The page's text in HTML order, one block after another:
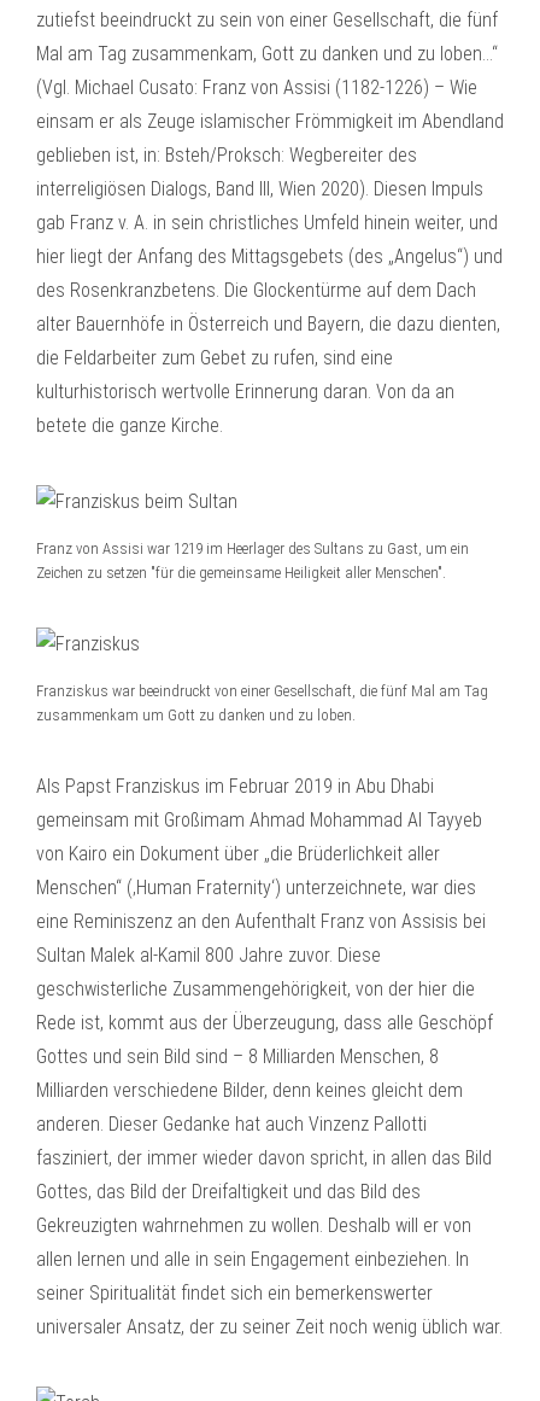
zutiefst beeindruckt zu sein von einer Gesellschaft, die fünf
Mal am Tag zusammenkam, Gott zu danken und zu loben…“
(Vgl. Michael Cusato: Franz von Assisi (1182-1226) – Wie
einsam er als Zeuge islamischer Frömmigkeit im Abendland
geblieben ist, in: Bsteh/Proksch: Wegbereiter des
interreligiösen Dialogs, Band III, Wien 2020). Diesen Impuls
gab Franz v. A. in sein christliches Umfeld hinein weiter, und
hier liegt der Anfang des Mittagsgebets (des „Angelus“) und
des Rosenkranzbetens. Die Glockentürme auf dem Dach
alter Bauernhöfe in Österreich und Bayern, die dazu dienten,
die Feldarbeiter zum Gebet zu rufen, sind eine
kulturhistorisch wertvolle Erinnerung daran. Von da an
betete die ganze Kirche.
Franz von Assisi war 1219 im Heerlager des Sultans zu Gast, um ein
Zeichen zu setzen "für die gemeinsame Heiligkeit aller Menschen".
Franziskus war beeindruckt von einer Gesellschaft, die fünf Mal am Tag
zusammenkam um Gott zu danken und zu loben.
Als Papst Franziskus im Februar 2019 in Abu Dhabi
gemeinsam mit Großimam Ahmad Mohammad Al Tayyeb
von Kairo ein Dokument über „die Brüderlichkeit aller
Menschen“ (‚Human Fraternity‘) unterzeichnete, war dies
eine Reminiszenz an den Aufenthalt Franz von Assisis bei
Sultan Malek al-Kamil 800 Jahre zuvor. Diese
geschwisterliche Zusammengehörigkeit, von der hier die
Rede ist, kommt aus der Überzeugung, dass alle Geschöpf
Gottes und sein Bild sind – 8 Milliarden Menschen, 8
Milliarden verschiedene Bilder, denn keines gleicht dem
anderen. Dieser Gedanke hat auch Vinzenz Pallotti
fasziniert, der immer wieder davon spricht, in allen das Bild
Gottes, das Bild der Dreifaltigkeit und das Bild des
Gekreuzigten wahrnehmen zu wollen. Deshalb will er von
allen lernen und alle in sein Engagement einbeziehen. In
seiner Spiritualität findet sich ein bemerkenswerter
universaler Ansatz, der zu seiner Zeit noch wenig üblich war.